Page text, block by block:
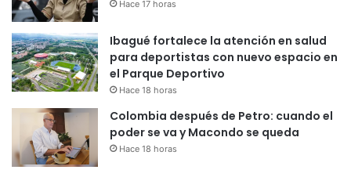
Hace 17 horas
Ibagué fortalece la atención en salud
para deportistas con nuevo espacio en
el Parque Deportivo
Hace 18 horas
Colombia después de Petro: cuando el
poder se va y Macondo se queda
Hace 18 horas